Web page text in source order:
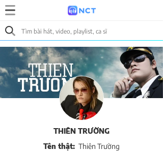
THIÊN TRƯỜNG
Tên thật: Thiên Trường